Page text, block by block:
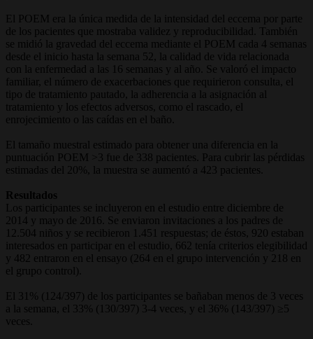
El POEM era la única medida de la intensidad del eccema por parte
de los pacientes que mostraba validez y reproducibilidad. También
se midió la gravedad del eccema mediante el POEM cada 4 semanas
desde el inicio hasta la semana 52, la calidad de vida relacionada
con la enfermedad a las 16 semanas y al año. Se valoró el impacto
familiar, el número de exacerbaciones que requirieron consulta, el
tipo de tratamiento pautado, la adherencia a la asignación al
tratamiento y los efectos adversos, como el rascado, el
enrojecimiento o las caídas en el baño.
El tamaño muestral estimado para obtener una diferencia en la
puntuación POEM >3 fue de 338 pacientes. Para cubrir las pérdidas
estimadas del 20%, la muestra se aumentó a 423 pacientes.
Resultados
Los participantes se incluyeron en el estudio entre diciembre de
2014 y mayo de 2016. Se enviaron invitaciones a los padres de
12.504 niños y se recibieron 1.451 respuestas; de éstos, 920 estaban
interesados en participar en el estudio, 662 tenía criterios elegibilidad
y 482 entraron en el ensayo (264 en el grupo intervención y 218 en
el grupo control).
El 31% (124/397) de los participantes se bañaban menos de 3 veces
a la semana, el 33% (130/397) 3-4 veces, y el 36% (143/397) ≥5
veces.